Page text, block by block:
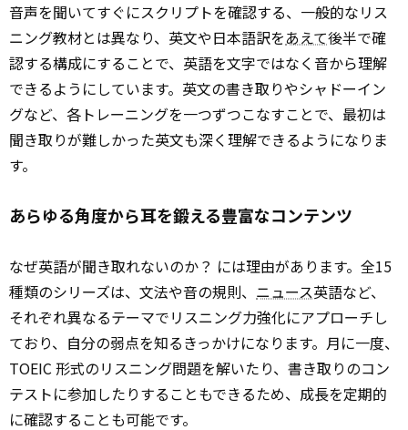
音声を聞いてすぐにスクリプトを確認する、一般的なリス
ニング教材とは異なり、英文や日本語訳をあえて後半で確
認する構成にすることで、英語を文字ではなく音から理解
できるようにしています。英文の書き取りやシャドーイン
グなど、各トレーニングを一つずつこなすことで、最初は
聞き取りが難しかった英文も深く理解できるようになりま
す。
あらゆる角度から耳を鍛える豊富なコンテンツ
なぜ英語が聞き取れないのか？ には理由があります。全15
種類のシリーズは、文法や音の規則、 ニュース英語など、
それぞれ異なるテーマでリスニング力強化にアプローチし
ており、自分の弱点を知るきっかけになります。月に一度、
TOEIC 形式のリスニング問題を解いたり、書き取りのコン
テストに参加したりすることもできるため、成長を定期的
に確認することも可能です。